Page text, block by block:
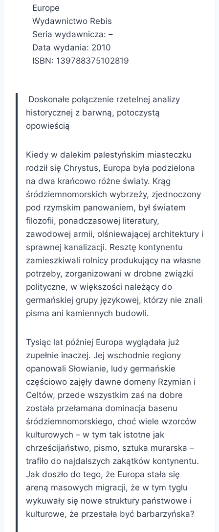
Europe
Wydawnictwo Rebis
Seria wydawnicza: –
Data wydania: 2010
ISBN: 139788375102819
Doskonałe połączenie rzetelnej analizy
historycznej z barwną, potoczystą
opowieścią
Kiedy w dalekim palestyńskim miasteczku
rodził się Chrystus, Europa była podzielona
na dwa krańcowo różne światy. Krąg
śródziemnomorskich wybrzeży, zjednoczony
pod rzymskim panowaniem, był światem
filozofii, ponadczasowej literatury,
zawodowej armii, olśniewającej architektury i
sprawnej kanalizacji. Resztę kontynentu
zamieszkiwali rolnicy produkujący na własne
potrzeby, zorganizowani w drobne związki
polityczne, w większości należący do
germańskiej grupy językowej, którzy nie znali
pisma ani kamiennych budowli.
Tysiąc lat później Europa wyglądała już
zupełnie inaczej. Jej wschodnie regiony
opanowali Słowianie, ludy germańskie
częściowo zajęły dawne domeny Rzymian i
Celtów, przede wszystkim zaś na dobre
została przełamana dominacja basenu
śródziemnomorskiego, choć wiele wzorców
kulturowych – w tym tak istotne jak
chrześcijaństwo, pismo, sztuka murarska –
trafiło do najdalszych zakątków kontynentu.
Jak doszło do tego, że Europa stała się
areną masowych migracji, że w tym tyglu
wykuwały się nowe struktury państwowe i
kulturowe, że przestała być barbarzyńska?